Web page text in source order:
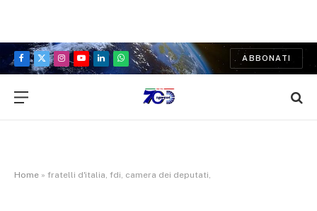
Facebook
X
Instagram
YouTubeLinkedInWhatsApp
ABBONATI
Home » fratelli d'italia, fdi, camera dei deputati,